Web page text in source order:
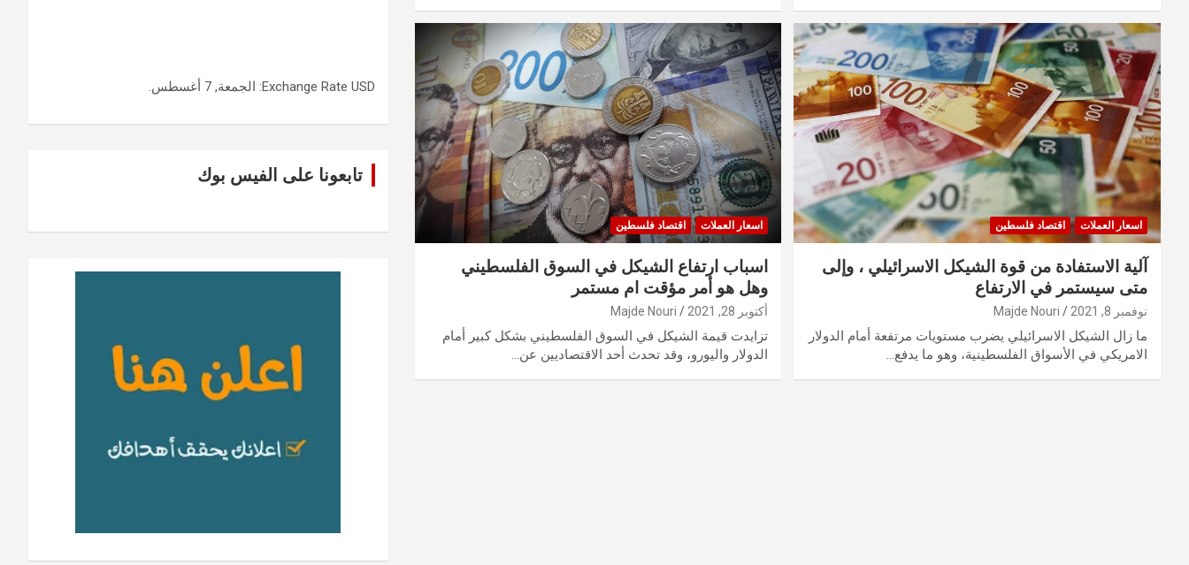
اسعار العملات اقتصاد فلسطين
آلية الاستفادة من قوة الشيكل الاسرائيلي ، وإلى
متى سيستمر في الارتفاع
نوفمبر 8, 2021 Majde Nouri
ما زال الشيكل الاسرائيلي يضرب مستويات مرتفعة أمام الدولار
الامريكي في الأسواق الفلسطينية، وهو ما يدفع…
اسعار العملات اقتصاد فلسطين
اسباب ارتفاع الشيكل في السوق الفلسطيني
وهل هو أمر مؤقت ام مستمر
أكتوبر 28, 2021 Majde Nouri
تزايدت قيمة الشيكل في السوق الفلسطيني بشكل كبير أمام
الدولار واليورو، وقد تحدث أحد الاقتصاديين عن…
Exchange Rate USD : الجمعة, 7 أغسطس.
تابعونا على الفيس بوك